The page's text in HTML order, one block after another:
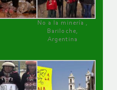
No a la minería ,
Bariloche,
Argentina